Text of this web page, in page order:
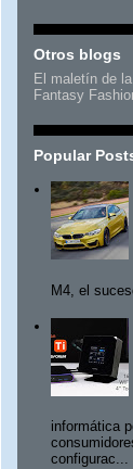
Otros blogs
El maletín de
Fantasy
Popular
M4, el
informática
configurac...